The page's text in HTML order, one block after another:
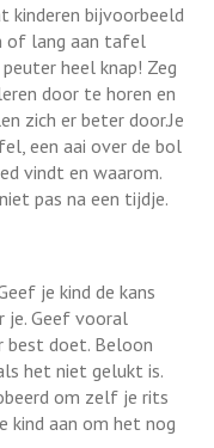
kinderen bijvoorbeeld
of lang aan tafel
heel knap! Zeg
door te horen en
zich er beter door.Je
een aai over de bol
vindt en waarom.
pas na een tijdje.
je kind de kans
je. Geef vooral
best doet. Beloon
het niet gelukt is.
om zelf je rits
kind aan om het nog